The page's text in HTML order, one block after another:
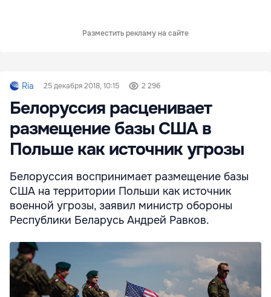
Разместить рекламу на сайте
Ria 25 декабря 2018, 10:15 2 296
Белоруссия расценивает
размещение базы США в
Польше как источник угрозы
Белоруссия воспринимает размещение базы
США на территории Польши как источник
военной угрозы, заявил министр обороны
Республики Беларусь Андрей Равков.